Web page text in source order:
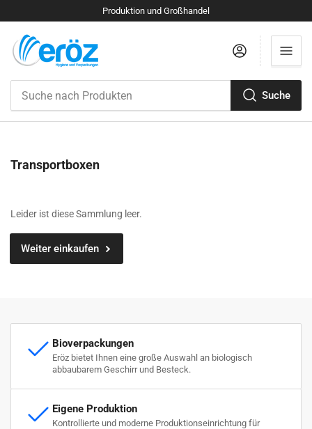
Produktion und Großhandel
Suche
Anmelden
S
m
n
Transportboxen
Leider ist diese Sammlung leer.
Weiter einkaufen
Bioverpackungen
Eröz bietet Ihnen eine große Auswahl an biologisch
abbaubarem Geschirr und Besteck.
Eigene Produktion
Kontrollierte und moderne Produktionseinrichtung für